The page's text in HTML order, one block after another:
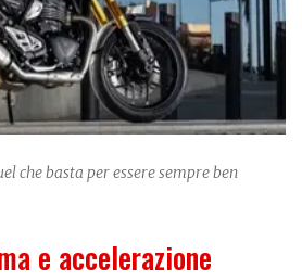
che basta per essere sempre ben
e accelerazione